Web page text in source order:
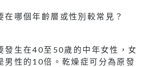
在哪個年齡層或性別較常見？
發生在40至50歲的中年女性，女
男性的10倍。乾燥症可分為原發